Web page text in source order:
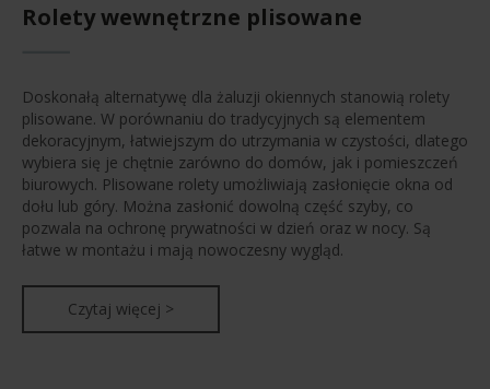
Rolety wewnętrzne plisowane
Doskonałą alternatywę dla żaluzji okiennych stanowią rolety
plisowane. W porównaniu do tradycyjnych są elementem
dekoracyjnym, łatwiejszym do utrzymania w czystości, dlatego
wybiera się je chętnie zarówno do domów, jak i pomieszczeń
biurowych. Plisowane rolety umożliwiają zasłonięcie okna od
dołu lub góry. Można zasłonić dowolną część szyby, co
pozwala na ochronę prywatności w dzień oraz w nocy. Są
łatwe w montażu i mają nowoczesny wygląd.
Czytaj więcej >